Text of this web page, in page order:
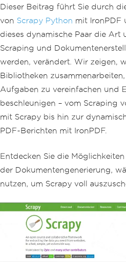
Dieser Beitrag führt Sie durch
von Scrapy Python mit IronPDF
dieses dynamische Paar die Art
Scraping und
werden, verändert. Wir zeigen,
Bibliotheken
Aufgaben zu vereinfachen und
beschleunigen – vom Scraping
mit Scrapy bis hin zur
PDF-Berichten mit IronPDF.
Entdecken Sie die
der Dokumentengenerierung,
nutzen, um Scrapy voll